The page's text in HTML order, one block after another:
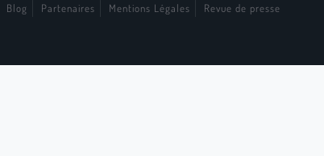
Blog Partenaires Mentions Légales Revue de presse